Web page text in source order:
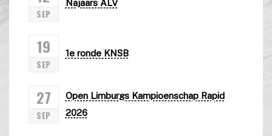
SEP
Najaars ALV
19
SEP
1e ronde KNSB
27
SEP
Open Limburgs Kampioenschap Rapid
2026